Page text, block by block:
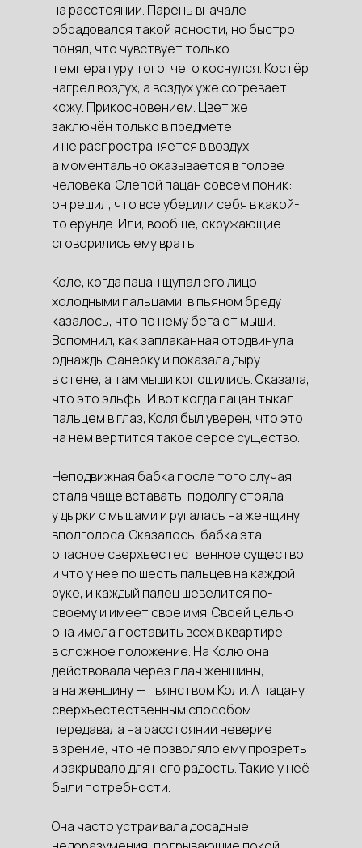
на расстоянии. Парень вначале
обрадовался такой ясности, но быстро
понял, что чувствует только
температуру того, чего коснулся. Костёр
нагрел воздух, а воздух уже согревает
кожу. Прикосновением. Цвет же
заключён только в предмете
и не распространяется в воздух,
а моментально оказывается в голове
человека. Слепой пацан совсем поник:
он решил, что все убедили себя в какой-
то ерунде. Или, вообще, окружающие
сговорились ему врать.
Коле, когда пацан щупал его лицо
холодными пальцами, в пьяном бреду
казалось, что по нему бегают мыши.
Вспомнил, как заплаканная отодвинула
однажды фанерку и показала дыру
в стене, а там мыши копошились. Сказала,
что это эльфы. И вот когда пацан тыкал
пальцем в глаз, Коля был уверен, что это
на нём вертится такое серое существо.
Неподвижная бабка после того случая
стала чаще вставать, подолгу стояла
у дырки с мышами и ругалась на женщину
вполголоса. Оказалось, бабка эта —
опасное сверхъестественное существо
и что у неё по шесть пальцев на каждой
руке, и каждый палец шевелится по-
своему и имеет свое имя. Своей целью
она имела поставить всех в квартире
в сложное положение. На Колю она
действовала через плач женщины,
а на женщину — пьянством Коли. А пацану
сверхъестественным способом
передавала на расстоянии неверие
в зрение, что не позволяло ему прозреть
и закрывало для него радость. Такие у неё
были потребности.
Она часто устраивала досадные